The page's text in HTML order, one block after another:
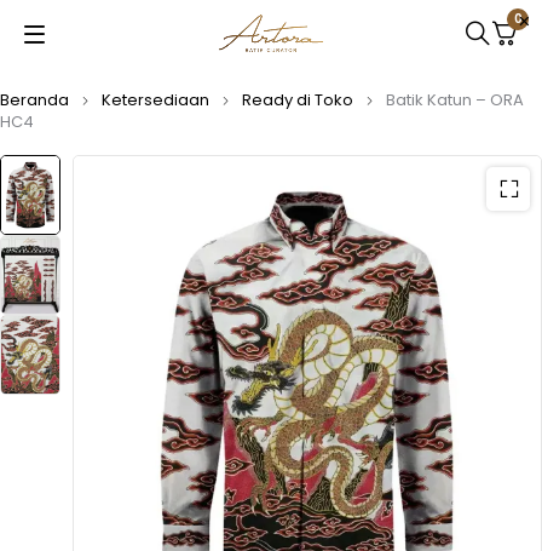
0
Beranda Ketersediaan Ready di Toko
Batik Katun – ORA
HC4